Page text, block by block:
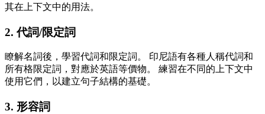
其在上下文中的用法。
2. 代詞/限定詞
瞭解名詞後，學習代詞和限定詞。 印尼語有各種人稱代詞和
所有格限定詞，對應於英語等價物。 練習在不同的上下文中
使用它們，以建立句子結構的基礎。
3. 形容詞